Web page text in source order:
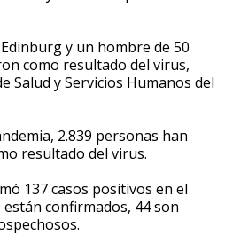
y un hombre de 50
como resultado del virus,
Salud y Servicios Humanos del
2.839 personas han
resultado del virus.
137 casos positivos en el
están confirmados, 44 son